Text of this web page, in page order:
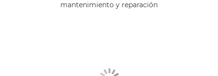
mantenimiento y reparación